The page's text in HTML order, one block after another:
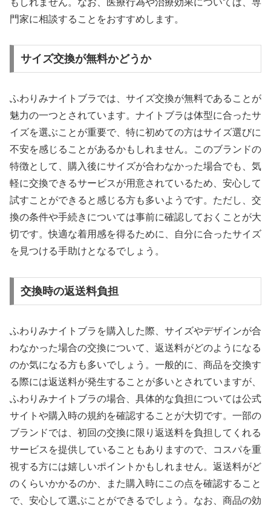
門家に相談することをおすすめします。
サイズ交換が無料かどうか
ふわりみナイトブラでは、サイズ交換が無料であることが
魅力の一つとされています。ナイトブラは体型に合ったサ
イズを選ぶことが重要で、特に初めての方はサイズ選びに
不安を感じることがあるかもしれません。このブランドの
特徴として、購入後にサイズが合わなかった場合でも、気
軽に交換できるサービスが用意されているため、安心して
試すことができると感じる方も多いようです。ただし、交
換の条件や手続きについては事前に確認しておくことが大
切です。快適な着用感を得るために、自分に合ったサイズ
を見つける手助けとなるでしょう。
交換時の返送料負担
ふわりみナイトブラを購入した際、サイズやデザインが合
わなかった場合の交換について、返送料がどのようになる
のか気になる方も多いでしょう。一般的に、商品を交換す
る際には返送料が発生することが多いとされていますが、
ふわりみナイトブラの場合、具体的な負担については公式
サイトや購入時の規約を確認することが大切です。一部の
ブランドでは、初回の交換に限り返送料を負担してくれる
サービスを提供していることもありますので、コスパを重
視する方には嬉しいポイントかもしれません。返送料がど
のくらいかかるのか、また購入時にこの点を確認すること
で、安心して選ぶことができるでしょう。なお、商品の効